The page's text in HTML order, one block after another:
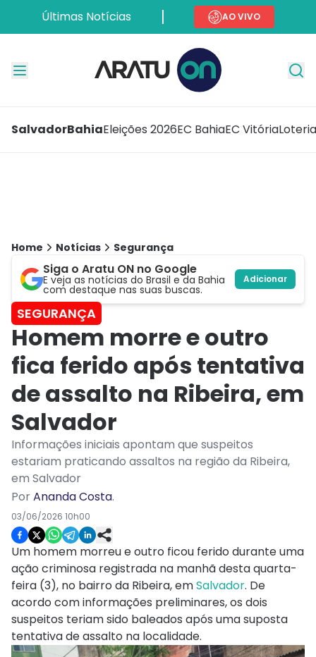
Últimas Notícias AO VIVO
SalvadorBahiaEleições 2026EC BahiaEC Vitória
Home Notícias Segurança
Siga o Aratu ON no Google
E veja as notícias do Brasil e da Bahia
com destaque nas suas buscas.
Adicionar
SEGURANÇA
Homem morre e outro
fica ferido após tentativa
de assalto na Ribeira, em
Salvador
Informações iniciais apontam que suspeitos
estariam praticando assaltos na região da Ribeira,
em Salvador
PorAnanda Costa.
03/06/2026 10h00
Um homem morreu e outro ficou ferido durante uma
ação criminosa registrada na manhã desta quarta-
feira (3), no bairro da Ribeira, emSalvador. De
acordo com informações preliminares, os dois
suspeitos teriam sido baleados após uma suposta
tentativa de assalto na localidade.